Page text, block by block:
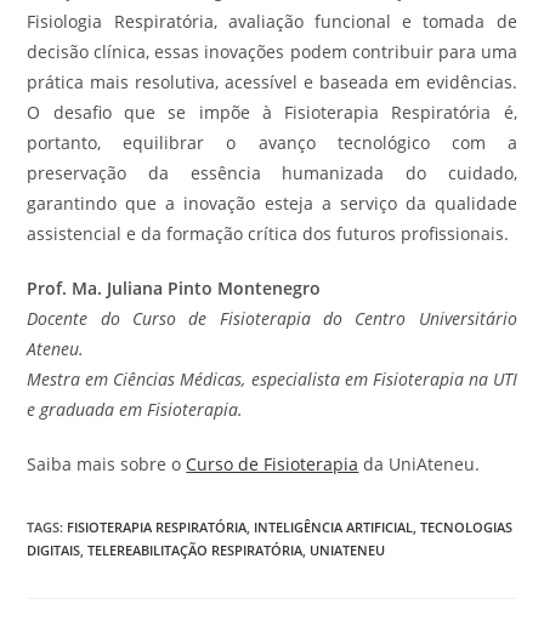
Fisiologia Respiratória, avaliação funcional e tomada de
decisão clínica, essas inovações podem contribuir para uma
prática mais resolutiva, acessível e baseada em evidências.
O desafio que se impõe à Fisioterapia Respiratória é,
portanto, equilibrar o avanço tecnológico com a
preservação da essência humanizada do cuidado,
garantindo que a inovação esteja a serviço da qualidade
assistencial e da formação crítica dos futuros profissionais.
Prof. Ma. Juliana Pinto Montenegro
Docente do Curso de Fisioterapia do Centro Universitário
Ateneu.
Mestra em Ciências Médicas, especialista em Fisioterapia na UTI
e graduada em Fisioterapia.
Saiba mais sobre o Curso de Fisioterapia da UniAteneu.
TAGS: FISIOTERAPIA RESPIRATÓRIA, INTELIGÊNCIA ARTIFICIAL, TECNOLOGIAS
DIGITAIS, TELEREABILITAÇÃO RESPIRATÓRIA, UNIATENEU